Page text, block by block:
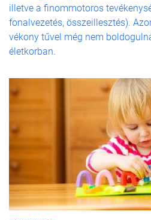
illetve a finommotoros
fonalvezetés, összeillesztés).
vékony tűvel még nem
életkorban.